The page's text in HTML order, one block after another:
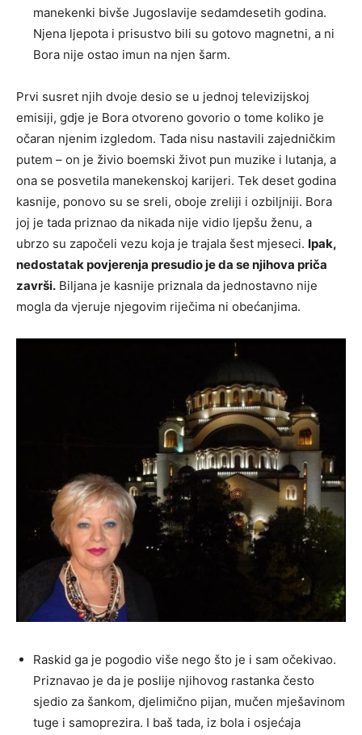
manekenki bivše Jugoslavije sedamdesetih godina.
Njena ljepota i prisustvo bili su gotovo magnetni, a ni
Bora nije ostao imun na njen šarm.
Prvi susret njih dvoje desio se u jednoj televizijskoj
emisiji, gdje je Bora otvoreno govorio o tome koliko je
očaran njenim izgledom. Tada nisu nastavili zajedničkim
putem – on je živio boemski život pun muzike i lutanja, a
ona se posvetila manekenskoj karijeri. Tek deset godina
kasnije, ponovo su se sreli, oboje zreliji i ozbiljniji. Bora
joj je tada priznao da nikada nije vidio ljepšu ženu, a
ubrzo su započeli vezu koja je trajala šest mjeseci. Ipak,
nedostatak povjerenja presudio je da se njihova priča
završi. Biljana je kasnije priznala da jednostavno nije
mogla da vjeruje njegovim riječima ni obećanjima.
Raskid ga je pogodio više nego što je i sam očekivao.
Priznavao je da je poslije njihovog rastanka često
sjedio za šankom, djelimično pijan, mučen mješavinom
tuge i samoprezira. I baš tada, iz bola i osjećaja